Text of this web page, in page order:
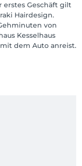
erstes Geschäft gilt
Hairdesign.
von
Kesselhaus
dem Auto anreist.